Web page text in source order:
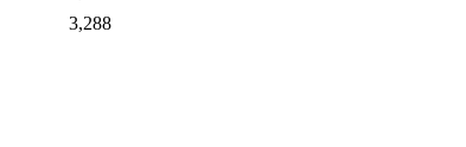
3,288